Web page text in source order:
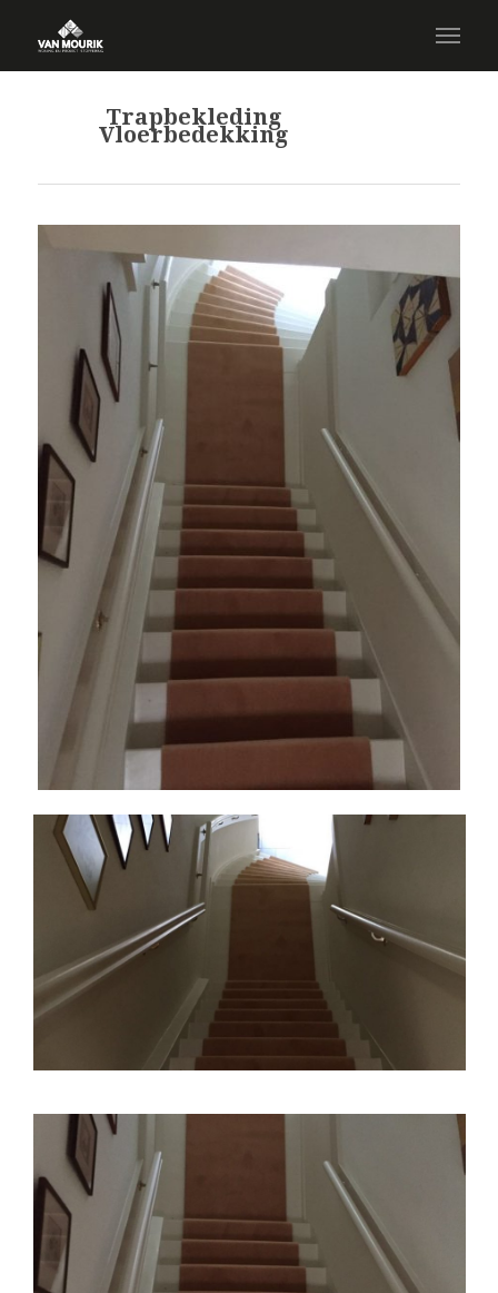
Trapbekleding
Vloerbedekking